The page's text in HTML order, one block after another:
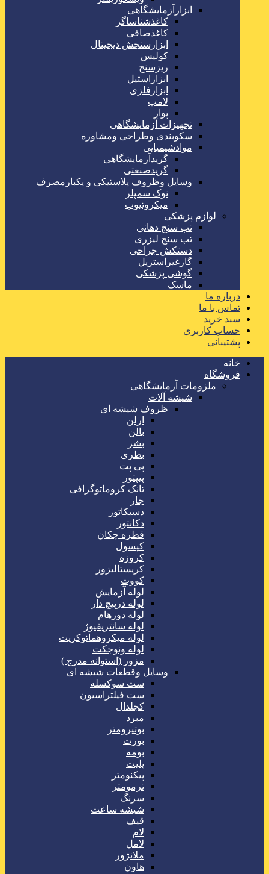
ابزارآزمایشگاهی
کاغذشناساگر
کاغذصافی
ابزارسنجش دیجیتال
کولیس
ریزسنج
ابزاراستیل
ابزارفلزی
لامپ
پوار
تجهیزات آزمایشگاهی
سکوبندی وطراحی ومشاوره
موادشیمیایی
گریدآزمایشگاهی
گریدصنعتی
وسایل وظروف پلاستیکی و یکبارمصرف
نوک سمپلر
میکروتیوب
لوازم پزشکی
تب سنج دهانی
تب سنج لیزری
دستکش جراحی
گازغیراستریل
گوشی پزشکی
ماسک
درباره ما
تماس با ما
سبد خرید
حساب کاربری
پشتیبانی
خانه
فروشگاه
ملزومات آزمایشگاهی
شیشه آلات
ظروف شیشه ای
ارلن
بالن
بشر
بطری
پی پت
پیپتور
تانک کروماتوگرافی
جار
دسیکاتور
دکانتور
قطره چکان
کپسول
کروزه
کریستالیزور
کووت
لوله آزمایش
لوله درپیچ دار
لوله دورهام
لوله سانتریفیوژ
لوله میکروهماتوکریت
لوله ونوجکت
مزور (استوانه مدرج )
وسایل وقطعات شیشه ای
ست سوکسله
ست فیلتراسیون
کجلدال
مبرد
بوتیرومتر
بورت
بومه
پلیت
پیکنومتر
ترمومتر
سرنگ
شیشه ساعت
قیف
لام
لامل
ملانژور
هاون